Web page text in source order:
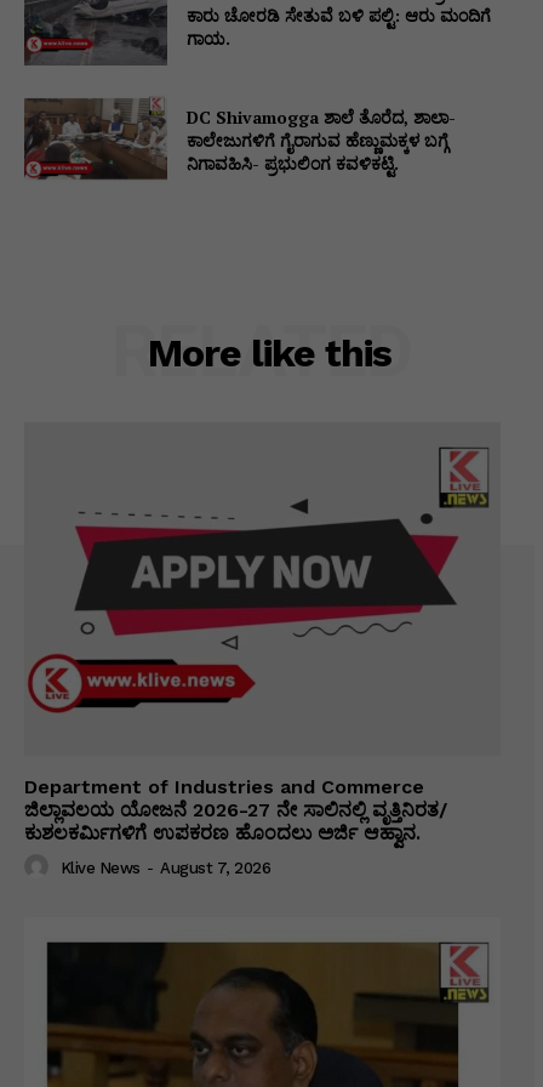
ಕಾರು ಚೋರಡಿ ಸೇತುವೆ ಬಳಿ ಪಲ್ಟಿ: ಆರು ಮಂದಿಗೆ
ಗಾಯ.
DC Shivamogga ಶಾಲೆ ತೊರೆದ, ಶಾಲಾ-
ಕಾಲೇಜುಗಳಿಗೆ ಗೈರಾಗುವ ಹೆಣ್ಣುಮಕ್ಕಳ ಬಗ್ಗೆ
ನಿಗಾವಹಿಸಿ- ಪ್ರಭುಲಿಂಗ ಕವಳಿಕಟ್ಟಿ.
More like this
RELATED
Department of Industries and Commerce
ಜಿಲ್ಲಾವಲಯ ಯೋಜನೆ 2026-27 ನೇ ಸಾಲಿನಲ್ಲಿ ವೃತ್ತಿನಿರತ/
ಕುಶಲಕರ್ಮಿಗಳಿಗೆ ಉಪಕರಣ ಹೊಂದಲು ಅರ್ಜಿ ಆಹ್ವಾನ.
Klive News - August 7, 2026